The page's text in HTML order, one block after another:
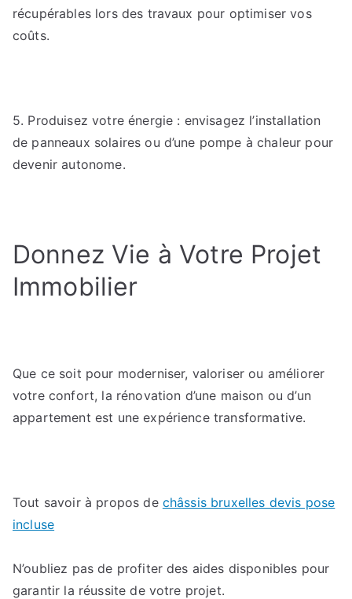
récupérables lors des travaux pour optimiser vos
coûts.
5. Produisez votre énergie : envisagez l’installation
de panneaux solaires ou d’une pompe à chaleur pour
devenir autonome.
Donnez Vie à Votre Projet
Immobilier
Que ce soit pour moderniser, valoriser ou améliorer
votre confort, la rénovation d’une maison ou d’un
appartement est une expérience transformative.
Tout savoir à propos de châssis bruxelles devis pose
incluse
N’oubliez pas de profiter des aides disponibles pour
garantir la réussite de votre projet.